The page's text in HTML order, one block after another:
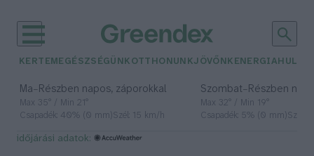
KERTEM EGÉSZSÉGÜNK OTTHONUNKJÖVŐNK ENERGIA
Ma– Részben napos, záporokkal
Max 35° / Min 21°
Csapadék: 40% (0 mm)Szél: 15 km/h
Szombat– Részben
Max 32° / Min 19°
Csapadék: 5% (0 mm)Szél:
időjárási adatok: